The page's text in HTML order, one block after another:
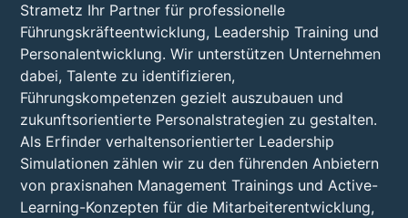
Strametz Ihr Partner für professionelle
Führungskräfteentwicklung, Leadership Training und
Personalentwicklung. Wir unterstützen Unternehmen
dabei, Talente zu identifizieren,
Führungskompetenzen gezielt auszubauen und
zukunftsorientierte Personalstrategien zu gestalten.
Als Erfinder verhaltensorientierter Leadership
Simulationen zählen wir zu den führenden Anbietern
von praxisnahen Management Trainings und Active-
Learning-Konzepten für die Mitarbeiterentwicklung,